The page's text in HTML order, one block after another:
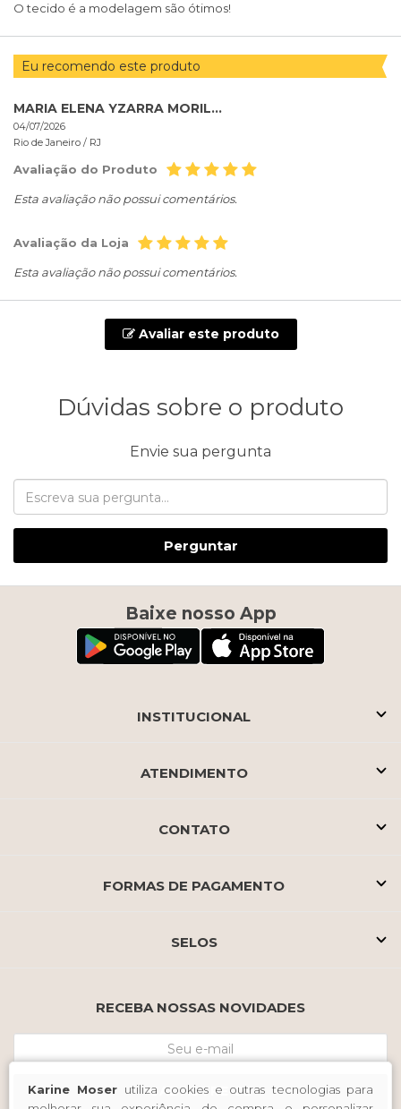
Karine Moser utiliza cookies e outras tecnologias para
O tecido é a modelagem são ótimos!
Eu recomendo este produto
MARIA ELENA YZARRA MORILLO
04/07/2026
Rio de Janeiro / RJ
Avaliação do Produto
Esta avaliação não possui comentários.
Avaliação da Loja
Esta avaliação não possui comentários.
Avaliar este produto
Dúvidas sobre o produto
Envie sua pergunta
Perguntar
Baixe nosso App
INSTITUCIONAL
ATENDIMENTO
CONTATO
FORMAS DE PAGAMENTO
SELOS
RECEBA NOSSAS NOVIDADES
CADASTRE-SE